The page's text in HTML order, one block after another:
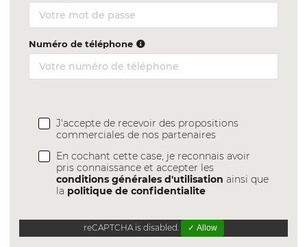
Numéro de téléphone
J'accepte de recevoir des propositions
commerciales de nos partenaires
En cochant cette case, je reconnais avoir
pris connaissance et accepter les
conditions générales d'utilisation ainsi que
la politique de confidentialite
reCAPTCHA is disabled. ✓ Allow